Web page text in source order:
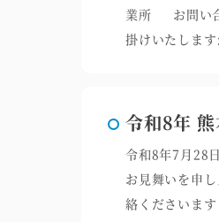
業所 お問い合
掛けいたしま
令和8年
令和8年7月28
お見舞いを申
絡くださいま